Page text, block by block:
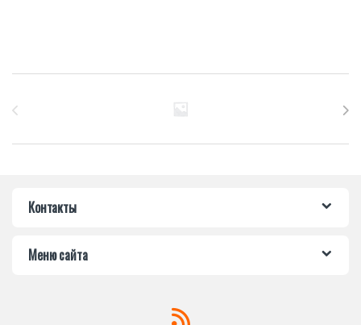
Контакты
Меню сайта